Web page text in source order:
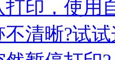
打印，使用
清晰?试